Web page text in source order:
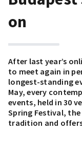
on
After last year’s
to meet again in
longest-standing
May, every
events, held in 30
Spring Festival,
tradition and